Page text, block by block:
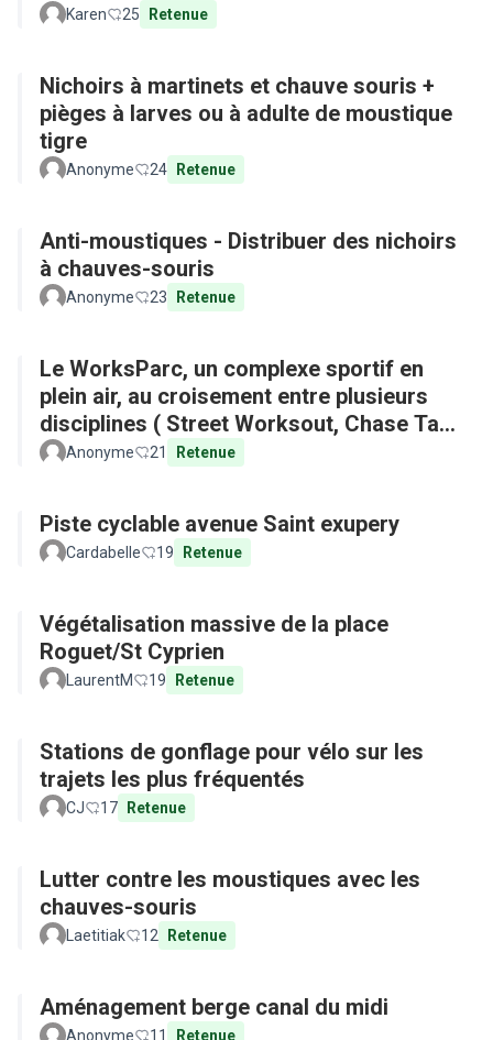
Karen 25 Retenue
Nichoirs à martinets et chauve souris +
pièges à larves ou à adulte de moustique
tigre
Anonyme 24 Retenue
Anti-moustiques - Distribuer des nichoirs
à chauves-souris
Anonyme 23 Retenue
Le WorksParc, un complexe sportif en
plein air, au croisement entre plusieurs
disciplines ( Street Worksout, Chase Tag,
Parkour)
Anonyme 21 Retenue
Piste cyclable avenue Saint exupery
Cardabelle 19 Retenue
Végétalisation massive de la place
Roguet/St Cyprien
LaurentM 19 Retenue
Stations de gonflage pour vélo sur les
trajets les plus fréquentés
CJ 17 Retenue
Lutter contre les moustiques avec les
chauves-souris
Laetitiak 12 Retenue
Aménagement berge canal du midi
Anonyme 11 Retenue